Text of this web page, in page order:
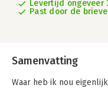
Levertijd ongeveer
Past door de
Samenvatting
Waar heb ik nou